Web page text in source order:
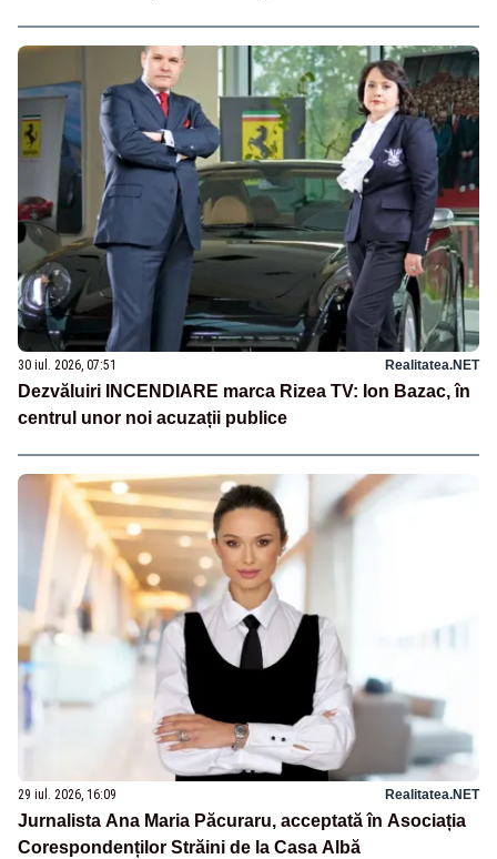
30 iul. 2026, 07:51 Realitatea.NET
Dezvăluiri INCENDIARE marca Rizea TV: Ion Bazac, în
centrul unor noi acuzații publice
29 iul. 2026, 16:09 Realitatea.NET
Jurnalista Ana Maria Păcuraru, acceptată în Asociația
Corespondenților Străini de la Casa Albă